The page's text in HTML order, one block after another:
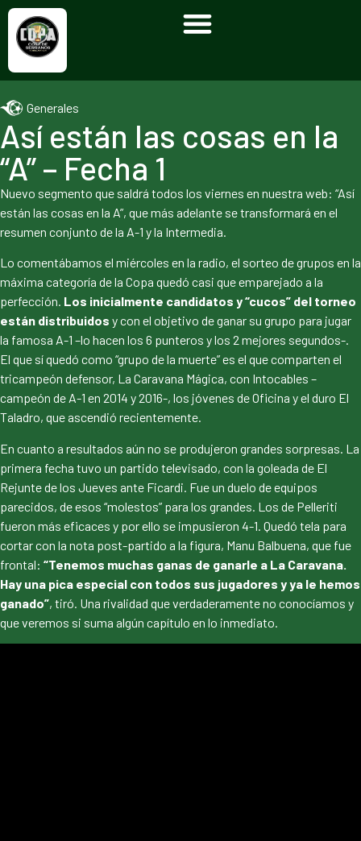
Generales
Así están las cosas en la
“A” – Fecha 1
Nuevo segmento que saldrá todos los viernes en nuestra web: “Así
están las cosas en la A”, que más adelante se transformará en el
resumen conjunto de la A-1 y la Intermedia.
Lo comentábamos el miércoles en la radio, el sorteo de grupos en la
máxima categoría de la Copa quedó casi que emparejado a la
perfección. Los inicialmente candidatos y “cucos” del torneo
están distribuidos y con el objetivo de ganar su grupo para jugar
la famosa A-1 –lo hacen los 6 punteros y los 2 mejores segundos-.
El que sí quedó como “grupo de la muerte” es el que comparten el
tricampeón defensor, La Caravana Mágica, con Intocables –
campeón de A-1 en 2014 y 2016-, los jóvenes de Oficina y el duro El
Taladro, que ascendió recientemente.
En cuanto a resultados aún no se produjeron grandes sorpresas. La
primera fecha tuvo un partido televisado, con la goleada de El
Rejunte de los Jueves ante Ficardi. Fue un duelo de equipos
parecidos, de esos “molestos” para los grandes. Los de Pelleriti
fueron más eficaces y por ello se impusieron 4-1. Quedó tela para
cortar con la nota post-partido a la figura, Manu Balbuena, que fue
frontal: “Tenemos muchas ganas de ganarle a La Caravana.
Hay una pica especial con todos sus jugadores y ya le hemos
ganado”, tiró. Una rivalidad que verdaderamente no conocíamos y
que veremos si suma algún capítulo en lo inmediato.